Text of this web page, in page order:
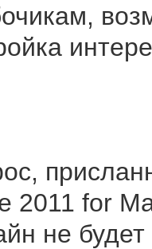
2011 for
не будет